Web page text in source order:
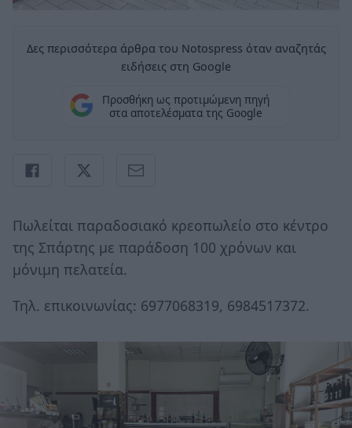
Δες περισσότερα άρθρα του Notospress όταν αναζητάς
ειδήσεις στη Google
Προσθήκη ως προτιμώμενη πηγή
στα αποτελέσματα της Google
Πωλείται παραδοσιακό κρεοπωλείο στο κέντρο
της Σπάρτης με παράδοση 100 χρόνων και
μόνιμη πελατεία.
Τηλ. επικοινωνίας: 6977068319, 6984517372.